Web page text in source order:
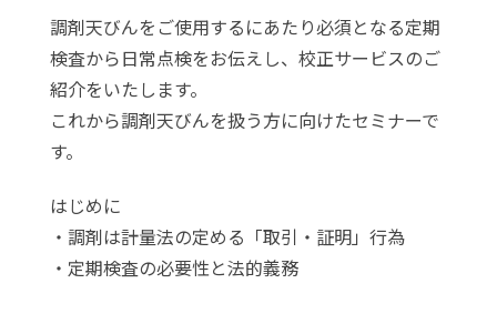
調剤天びんをご使用するにあたり必須となる定期
検査から日常点検をお伝えし、校正サービスのご
紹介をいたします。
これから調剤天びんを扱う方に向けたセミナーで
す。
はじめに
・調剤は計量法の定める「取引・証明」行為
・定期検査の必要性と法的義務